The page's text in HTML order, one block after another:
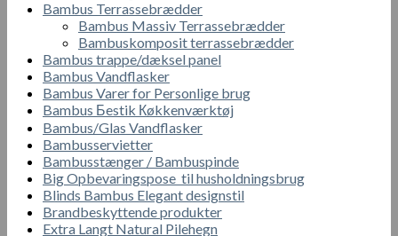
Bambus Terrassebrædder
Bambus Massiv Terrassebrædder
Bambuskomposit terrassebrædder
Bambus trappe/dæksel panel
Bambus Vandflasker
Bambus Varer for Personlige brug
Bambus Бestik Кøkkenværktøj
Bambus/Glas Vandflasker
Bambusservietter
Bambusstænger / Bambuspinde
Big Opbevaringspose til husholdningsbrug
Blinds Bambus Elegant designstil
Brandbeskyttende produkter
Extra Langt Natural Pilehegn